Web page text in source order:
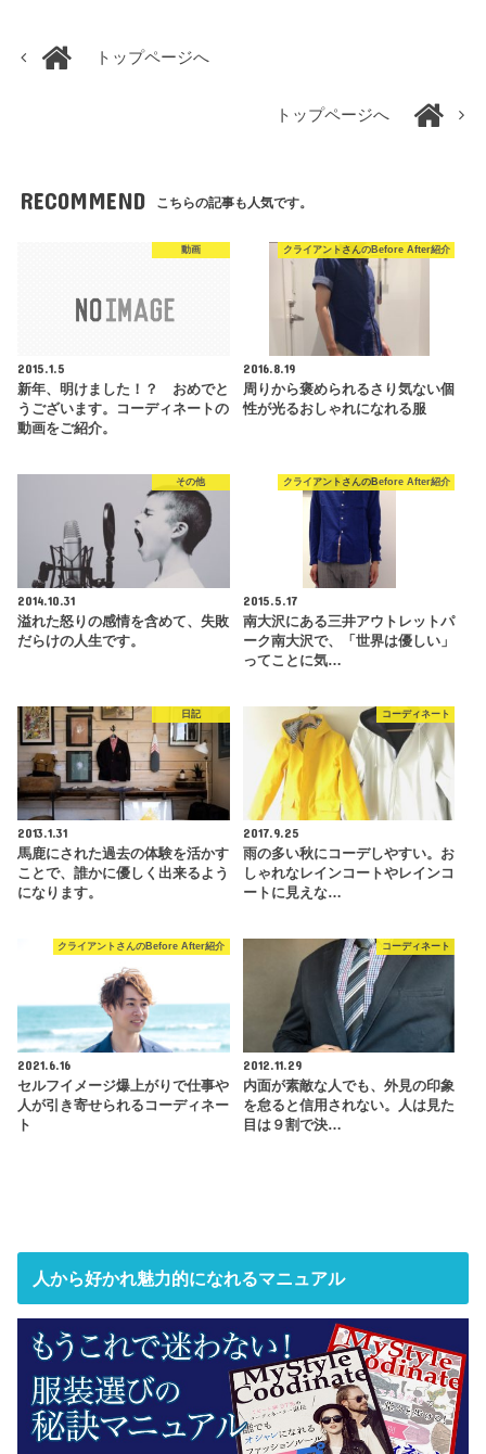
トップページへ
トップページへ
RECOMMEND こちらの記事も人気です。
動画
2015.1.5
新年、明けました！？ おめでと
うございます。コーディネートの
動画をご紹介。
クライアントさんのBefore After紹介
2016.8.19
周りから褒められるさり気ない個
性が光るおしゃれになれる服
その他
2014.10.31
溢れた怒りの感情を含めて、失敗
だらけの人生です。
クライアントさんのBefore After紹介
2015.5.17
南大沢にある三井アウトレットパ
ーク南大沢で、「世界は優しい」
ってことに気…
日記
2013.1.31
馬鹿にされた過去の体験を活かす
ことで、誰かに優しく出来るよう
になります。
コーディネート
2017.9.25
雨の多い秋にコーデしやすい。お
しゃれなレインコートやレインコ
ートに見えな…
クライアントさんのBefore After紹介
2021.6.16
セルフイメージ爆上がりで仕事や
人が引き寄せられるコーディネー
ト
コーディネート
2012.11.29
内面が素敵な人でも、外見の印象
を怠ると信用されない。人は見た
目は９割で決…
人から好かれ魅力的になれるマニュアル